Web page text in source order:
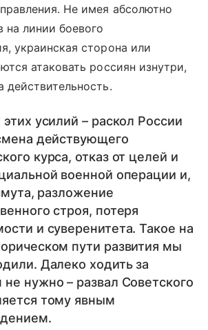
Не имея абсолютно
на линии боевого
украинская сторона или
атаковать россиян изнутри,
действительность.
усилий – раскол России
действующего
курса, отказ от целей и
военной операции и,
разложение
строя, потеря
и суверенитета. Такое на
пути развития мы
Далеко ходить за
нужно – развал Советского
тому явным